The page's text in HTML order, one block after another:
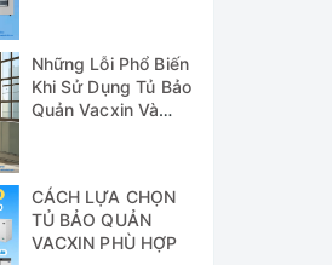
Những Lỗi Phổ Biến
Khi Sử Dụng Tủ Bảo
Quản Vacxin Và
CÁCH LỰA CHỌN
TỦ BẢO QUẢN
VACXIN PHÙ HỢP